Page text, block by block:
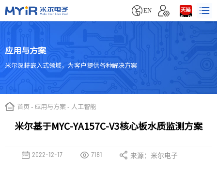

EN 
应用与方案
米尔深耕嵌入式领域，为客户提供各种解决方案
首页 - 应用与方案 - 人工智能
米尔基于MYC-YA157C-V3核心板水质监测方案
2022-12-17 7181 来源：米尔电子